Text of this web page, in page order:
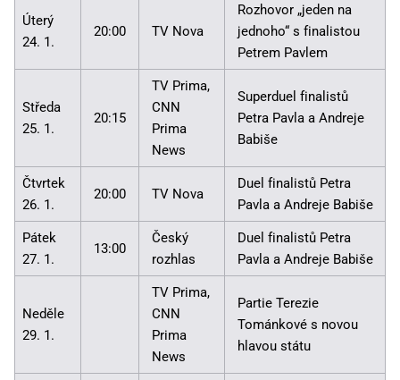
Úterý
24. 1.
20:00 TV Nova
Rozhovor „jeden na
jednoho“ s finalistou
Petrem Pavlem
Středa
25. 1.
20:15
TV Prima,
CNN
Prima
News
Superduel finalistů
Petra Pavla a Andreje
Babiše
Čtvrtek
26. 1.
20:00 TV Nova
Duel finalistů Petra
Pavla a Andreje Babiše
Pátek
27. 1.
13:00
Český
rozhlas
Duel finalistů Petra
Pavla a Andreje Babiše
Neděle
29. 1.
TV Prima,
CNN
Prima
News
Partie Terezie
Tománkové s novou
hlavou státu